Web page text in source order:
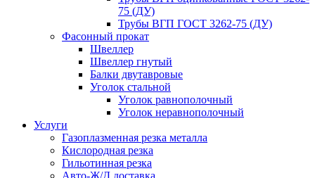
75 (ДУ)
Трубы ВГП ГОСТ 3262-75 (ДУ)
Фасонный прокат
Швеллер
Швеллер гнутый
Балки двутавровые
Уголок стальной
Уголок равнополочный
Уголок неравнополочный
Услуги
Газоплазменная резка металла
Кислородная резка
Гильотинная резка
Авто-Ж/Д доставка